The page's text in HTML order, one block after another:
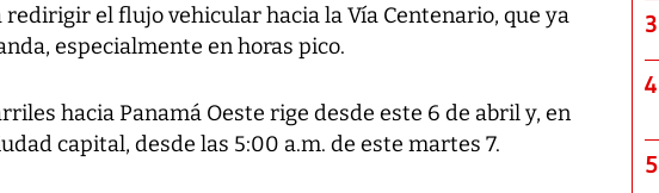
redirigir el flujo vehicular hacia la Vía Centenario, que ya
especialmente en horas pico.
hacia Panamá Oeste rige desde este 6 de abril y, en
capital, desde las 5:00 a.m. de este martes 7.
3
4
5